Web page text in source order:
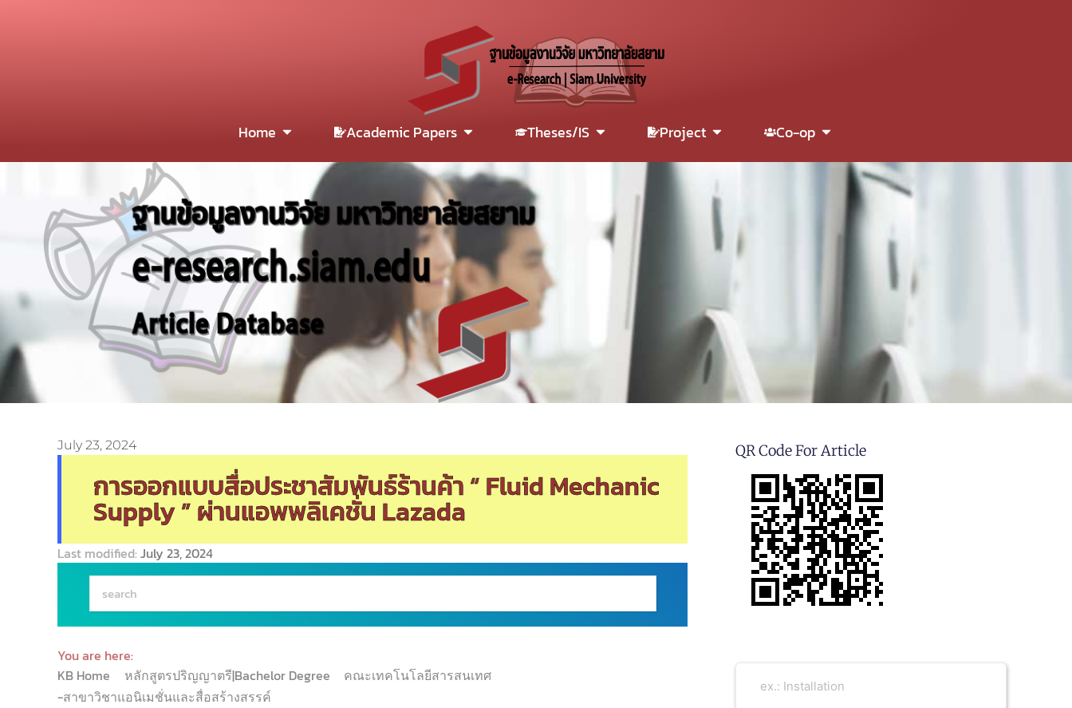
Home Academic Papers Theses/IS Project Co-op
July 23, 2024
การออกแบบสื่อประชาสัมพันธ์ร้านค้า “ Fluid Mechanic
Supply ” ผ่านแอพพลิเคชั่น Lazada
Last modified: July 23, 2024
You are here:
KB Home
หลักสูตรปริญญาตรี|Bachelor Degree
คณะเทคโนโลยีสารสนเทศ
-สาขาวิชาแอนิเมชั่นและสื่อสร้างสรรค์
QR Code For Article